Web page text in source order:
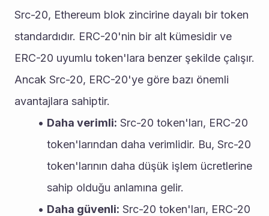
Src-20, Ethereum blok zincirine dayalı bir token
standardıdır. ERC-20'nin bir alt kümesidir ve
ERC-20 uyumlu token'lara benzer şekilde çalışır.
Ancak Src-20, ERC-20'ye göre bazı önemli
avantajlara sahiptir.
Daha verimli: Src-20 token'ları, ERC-20
token'larından daha verimlidir. Bu, Src-20
token'larının daha düşük işlem ücretlerine
sahip olduğu anlamına gelir.
Daha güvenli: Src-20 token'ları, ERC-20